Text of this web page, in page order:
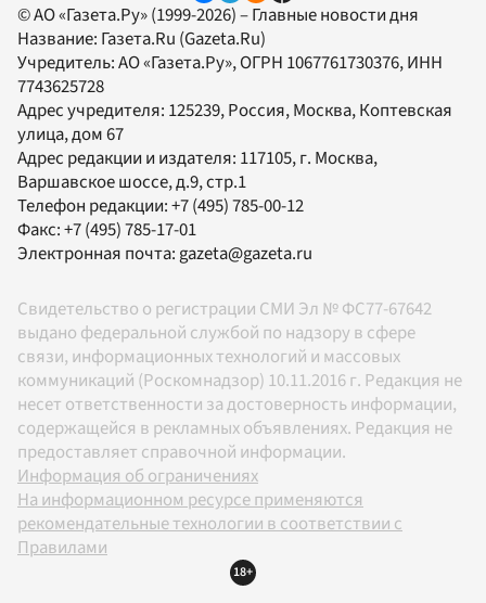
© АО «Газета.Ру» (1999-2026) – Главные новости дня
Название: Газета.Ru (Gazeta.Ru)
Учредитель:АО «Газета.Ру», ОГРН 1067761730376, ИНН
7743625728
Адрес учредителя: 125239, Россия, Москва, Коптевская
улица, дом 67
Адрес редакции и издателя: 117105, г. Москва,
Варшавское шоссе, д.9, стр.1
Телефон редакции:+7 (495) 785-00-12
Факс:+7 (495) 785-17-01
Электронная почта:gazeta@gazeta.ru
Свидетельство о регистрации СМИ Эл № ФС77-67642
выдано федеральной службой по надзору в сфере
связи, информационных технологий и массовых
коммуникаций (Роскомнадзор) 10.11.2016 г. Редакция не
несет ответственности за достоверность информации,
содержащейся в рекламных объявлениях. Редакция не
предоставляет справочной информации.
Информация об ограничениях
На информационном ресурсе применяются
рекомендательные технологии в соответствии с
Правилами
18+